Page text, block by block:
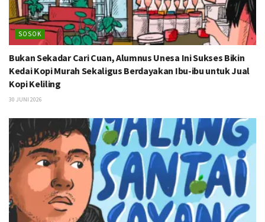
SOSOK
Bukan Sekadar Cari Cuan, Alumnus Unesa Ini Sukses Bikin
Kedai Kopi Murah Sekaligus Berdayakan Ibu-ibu untuk Jual
Kopi Keliling
30 JUNI 2026